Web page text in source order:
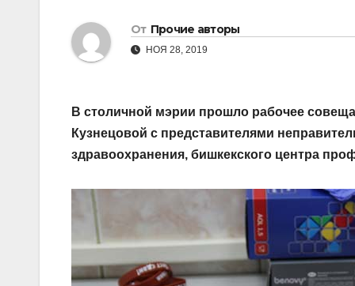
От Прочие авторы
НОЯ 28, 2019
В столичной мэрии прошло рабочее
Кузнецовой с представителями
здравоохранения, бишкекского центра